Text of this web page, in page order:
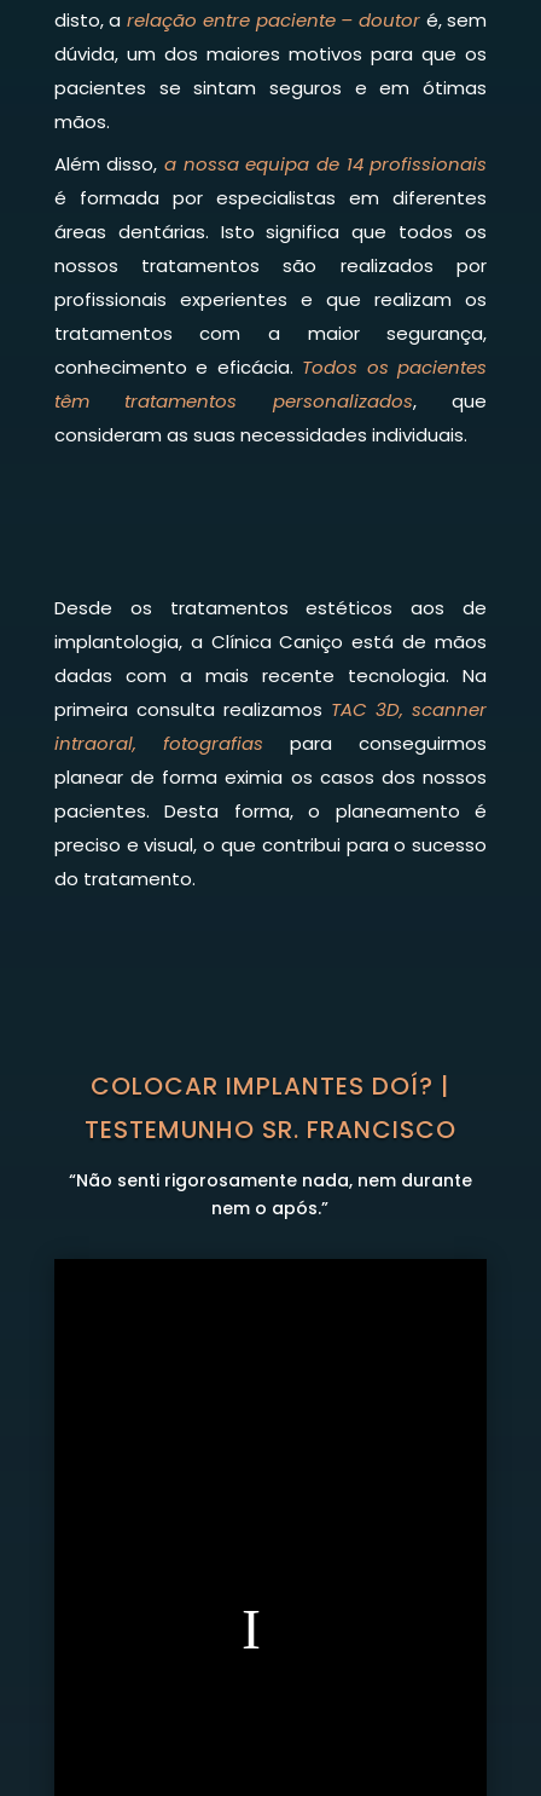
disto, arelação entre paciente – doutoré, sem
dúvida, um dos maiores motivos para que os
pacientes se sintam seguros e em ótimas
mãos.
Além disso,a nossa equipa de 14 profissionais
é formada por especialistas em diferentes
áreas dentárias. Isto significa que todos os
nossos tratamentos são realizados por
profissionais experientes e que realizam os
tratamentos com a maior segurança,
conhecimento e eficácia. Todos os pacientes
têm tratamentos personalizados, que
consideram as suas necessidades individuais.
Desde os tratamentos estéticos aos de
implantologia, a Clínica Caniço está de mãos
dadas com a mais recente tecnologia. Na
primeira consulta realizamos TAC 3D, scanner
intraoral, fotografias para conseguirmos
planear de forma eximia os casos dos nossos
pacientes. Desta forma, o planeamento é
preciso e visual, o que contribui para o sucesso
do tratamento.
COLOCAR IMPLANTES DOÍ? |
TESTEMUNHO SR. FRANCISCO
“Não senti rigorosamente nada, nem durante
nem o após.”